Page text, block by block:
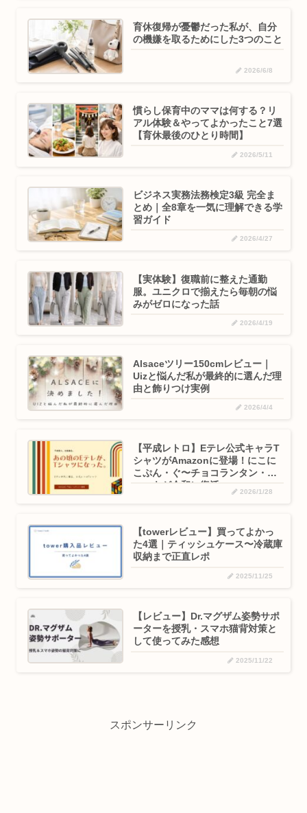
育休復帰が憂鬱だった私が、自分
の機嫌を取るためにした3つのこと
2026/6/8
慣らし保育中のママは何する？リ
アル体験＆やってよかったこと7選
【育休最後のひとり時間】
2026/5/11
ビジネス実務法務検定3級 完全ま
とめ｜全8章を一気に理解できる学
習ガイド
2026/4/27
【実体験】復職前に整えた通勤
服。ユニクロで揃えたら毎朝の悩
みがゼロになった話
2026/4/19
Alsaceツリー150cmレビュー｜
Uizと悩んだ私が最終的に選んだ理
由と飾りつけ実例
2026/4/4
【平成レトロ】Eテレ公式キャラT
シャツがAmazonに登場！にこに
こぷん・ぐ〜チョコランタン・ニ
ャッキが令和に復活
2026/1/28
【towerレビュー】買ってよかっ
た4選｜ティッシュケース〜冷蔵庫
収納まで正直レポ
2025/11/25
【レビュー】Dr.マグザム姿勢サポ
ーターを授乳・スマホ猫背対策と
して使ってみた感想
2025/11/22
スポンサーリンク